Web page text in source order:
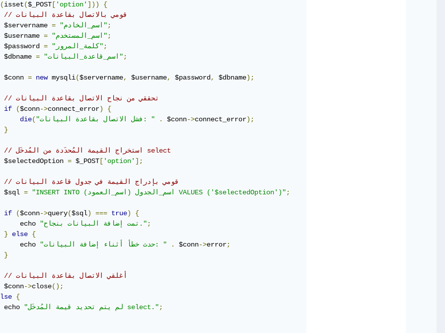
(isset($_POST [ 'option' ]))
{
// قومي بالاتصال بقاعدة البيانات
$servername
= "اسم_الخادم";
$username
= "اسم_المستخدم";
$password
= "كلمة_المرور";
$dbname
= "اسم_قاعدة_البيانات";
$conn
= new mysqli($servername, $username, $password, $dbname);
// تحققي من نجاح الاتصال بقاعدة البيانات
if
($conn->connect_error)
{
die( "فشل الاتصال بقاعدة البيانات: " . $conn->connect_error);
}
// استخراج القيمة المُحدَدة من المُدخَل select
$selectedOption
= $_POST [ 'option' ];
// قومي بإدراج القيمة في جدول قاعدة البيانات
$sql
= "INSERT INTO اسم_الجدول (اسم_العمود) VALUES ('$selectedOption')";
if ($conn->query($sql) === true)
{
echo
"تمت إضافة البيانات بنجاح.";
}
else {
echo
"حدث خطأ أثناء إضافة البيانات: " . $conn->error;
}
// أغلقي الاتصال بقاعدة البيانات
$conn
->close();
{
echo
"لم يتم تحديد قيمة المُدخَل select.";